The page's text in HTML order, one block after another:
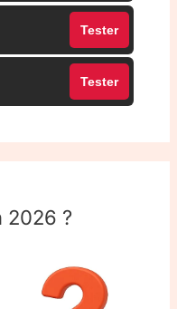
Tester
Tester
2026 ?